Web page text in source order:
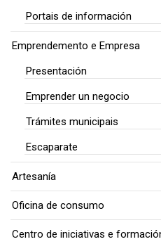
Portais de información
Emprendemento e Empresa
Presentación
Emprender un negocio
Trámites municipais
Escaparate
Artesanía
Oficina de consumo
Centro de iniciativas e